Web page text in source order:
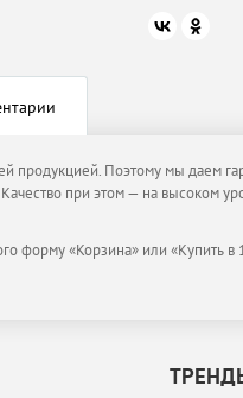
продукцией. Поэтому мы даем
при этом — на высоком
форму «Корзина» или «Купить